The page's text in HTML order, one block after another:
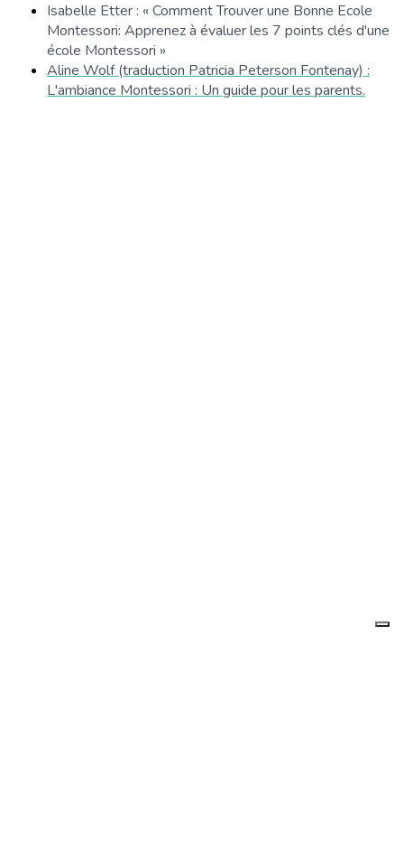
Isabelle Etter : « Comment Trouver une Bonne Ecole
Montessori: Apprenez à évaluer les 7 points clés d'une
école Montessori »
Aline Wolf (traduction Patricia Peterson Fontenay) :
L'ambiance Montessori : Un guide pour les parents.